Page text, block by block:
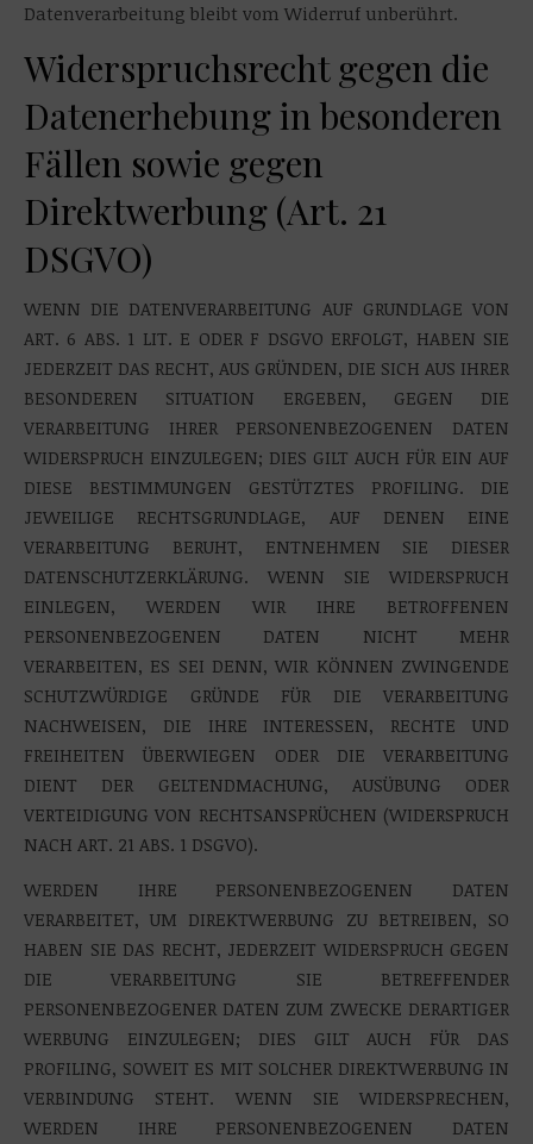
Datenverarbeitung bleibt vom Widerruf unberührt.
Widerspruchsrecht gegen die
Datenerhebung in besonderen
Fällen sowie gegen
Direktwerbung (Art. 21
DSGVO)
WENN DIE DATENVERARBEITUNG AUF GRUNDLAGE VON
ART. 6 ABS. 1 LIT. E ODER F DSGVO ERFOLGT, HABEN SIE
JEDERZEIT DAS RECHT, AUS GRÜNDEN, DIE SICH AUS IHRER
BESONDEREN SITUATION ERGEBEN, GEGEN DIE
VERARBEITUNG IHRER PERSONENBEZOGENEN DATEN
WIDERSPRUCH EINZULEGEN; DIES GILT AUCH FÜR EIN AUF
DIESE BESTIMMUNGEN GESTÜTZTES PROFILING. DIE
JEWEILIGE RECHTSGRUNDLAGE, AUF DENEN EINE
VERARBEITUNG BERUHT, ENTNEHMEN SIE DIESER
DATENSCHUTZERKLÄRUNG. WENN SIE WIDERSPRUCH
EINLEGEN, WERDEN WIR IHRE BETROFFENEN
PERSONENBEZOGENEN DATEN NICHT MEHR
VERARBEITEN, ES SEI DENN, WIR KÖNNEN ZWINGENDE
SCHUTZWÜRDIGE GRÜNDE FÜR DIE VERARBEITUNG
NACHWEISEN, DIE IHRE INTERESSEN, RECHTE UND
FREIHEITEN ÜBERWIEGEN ODER DIE VERARBEITUNG
DIENT DER GELTENDMACHUNG, AUSÜBUNG ODER
VERTEIDIGUNG VON RECHTSANSPRÜCHEN (WIDERSPRUCH
NACH ART. 21 ABS. 1 DSGVO).
WERDEN IHRE PERSONENBEZOGENEN DATEN
VERARBEITET, UM DIREKTWERBUNG ZU BETREIBEN, SO
HABEN SIE DAS RECHT, JEDERZEIT WIDERSPRUCH GEGEN
DIE VERARBEITUNG SIE BETREFFENDER
PERSONENBEZOGENER DATEN ZUM ZWECKE DERARTIGER
WERBUNG EINZULEGEN; DIES GILT AUCH FÜR DAS
PROFILING, SOWEIT ES MIT SOLCHER DIREKTWERBUNG IN
VERBINDUNG STEHT. WENN SIE WIDERSPRECHEN,
WERDEN IHRE PERSONENBEZOGENEN DATEN